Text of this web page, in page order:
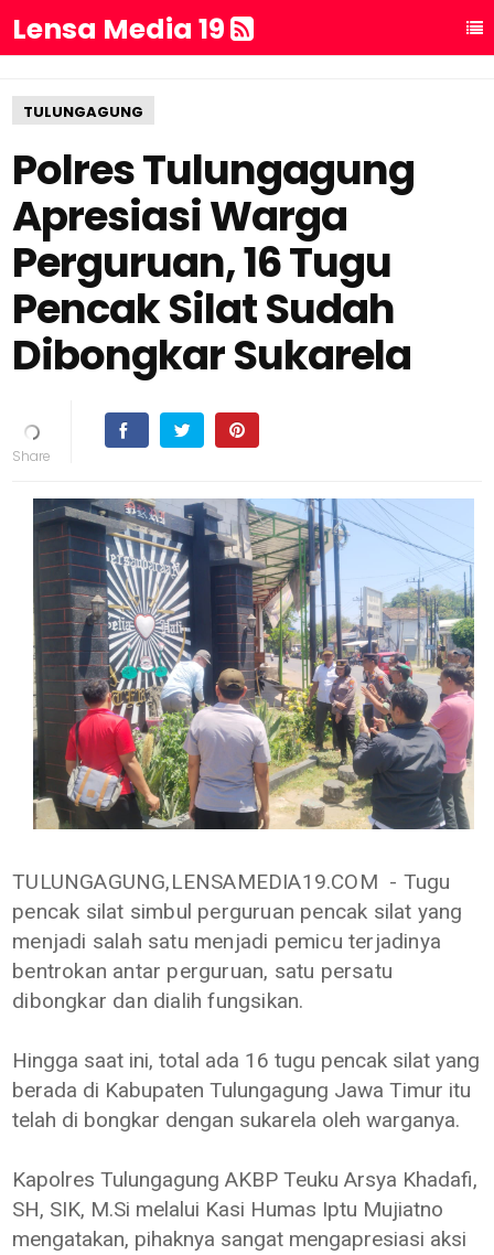
Lensa Media 19
TULUNGAGUNG
Polres Tulungagung
Apresiasi Warga
Perguruan, 16 Tugu
Pencak Silat Sudah
Dibongkar Sukarela
TULUNGAGUNG,LENSAMEDIA19.COM - Tugu
pencak silat simbul perguruan pencak silat yang
menjadi salah satu menjadi pemicu terjadinya
bentrokan antar perguruan, satu persatu
dibongkar dan dialih fungsikan.
Hingga saat ini, total ada 16 tugu pencak silat yang
berada di Kabupaten Tulungagung Jawa Timur itu
telah di bongkar dengan sukarela oleh warganya.
Kapolres Tulungagung AKBP Teuku Arsya Khadafi,
SH, SIK, M.Si melalui Kasi Humas Iptu Mujiatno
mengatakan, pihaknya sangat mengapresiasi aksi